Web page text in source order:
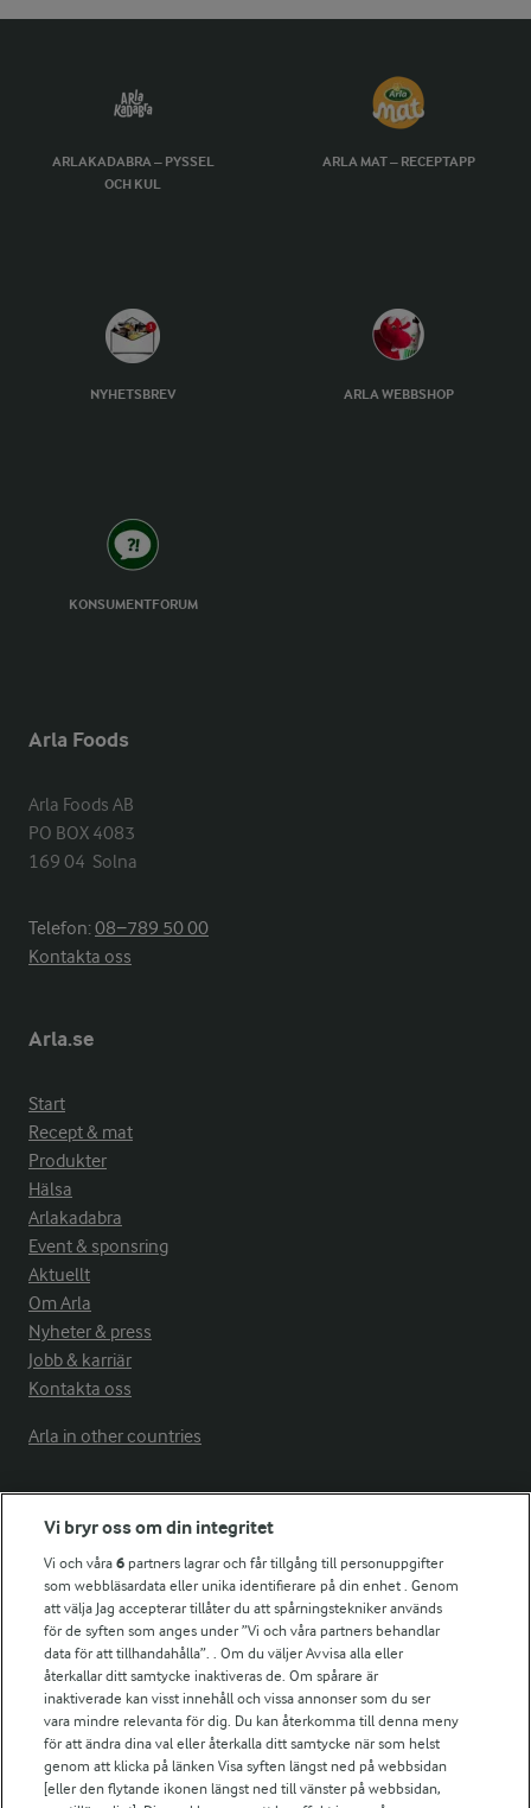
ARLAKADABRA – PYSSEL
OCH KUL
ARLA MAT – RECEPTAPP
NYHETSBREV ARLA WEBBSHOP
KONSUMENTFORUM
Arla Foods
Arla Foods AB
PO BOX 4083
169 04  Solna
Telefon:08−789 50 00
Kontakta oss
Arla.se
Start
Recept & mat
Produkter
Hälsa
Arlakadabra
Event & sponsring
Aktuellt
Om Arla
Nyheter & press
Jobb & karriär
Kontakta oss
Arla in other countries
Fler Arlasajter
För ägare
Arlas kundportal
Arla.com
Falbygdens Ost
Arla webbshop
Bildbank
Vi bryr oss om din integritet
Vi och våra6 partners lagrar och får tillgång till personuppgifter
som webbläsardata eller unika identifierare på din enhet . Genom
att välja Jag accepterar tillåter du att spårningstekniker används
för de syften som anges under ”Vi och våra partners behandlar
data för att tillhandahålla”. . Om du väljer Avvisa alla eller
återkallar ditt samtycke inaktiveras de. Om spårare är
inaktiverade kan visst innehåll och vissa annonser som du ser
vara mindre relevanta för dig. Du kan återkomma till denna meny
för att ändra dina val eller återkalla ditt samtycke när som helst
genom att klicka på länken Visa syften längst ned på webbsidan
[eller den flytande ikonen längst ned till vänster på webbsidan,